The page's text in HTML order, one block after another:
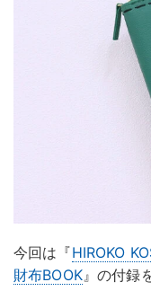
今回は『HIROKO
財布BOOK』の付録